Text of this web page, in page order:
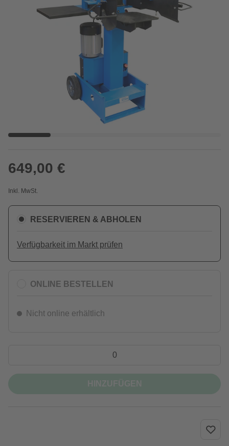
649,00 €
Inkl. MwSt.
RESERVIEREN & ABHOLEN
Verfügbarkeit im Markt prüfen
ONLINE BESTELLEN
Nicht online erhältlich